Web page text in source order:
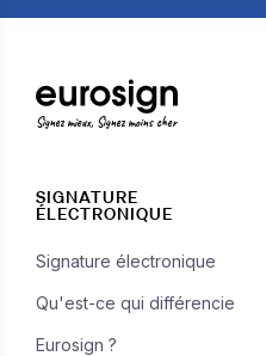
Signez mieux, Signez moins cher
SIGNATURE
ÉLECTRONIQUE
Signature électronique
Qu'est-ce qui différencie
Eurosign ?